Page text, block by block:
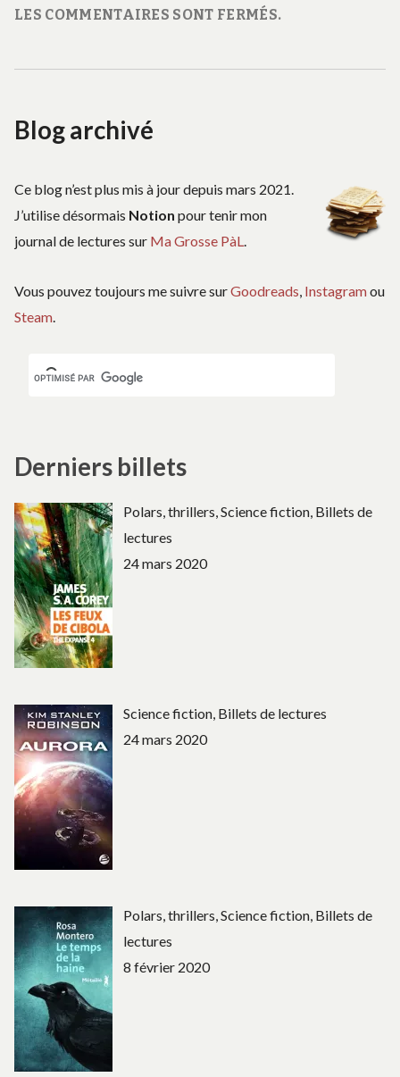
LES COMMENTAIRES SONT FERMÉS.
Blog archivé
Ce blog n’est plus mis à jour depuis mars 2021.
J’utilise désormais Notion pour tenir mon
journal de lectures sur Ma Grosse PàL.
Vous pouvez toujours me suivre surGoodreads, Instagramou
Steam.
Derniers billets
Polars, thrillers, Science fiction, Billets de
lectures
24 mars 2020
Science fiction, Billets de lectures
24 mars 2020
Polars, thrillers, Science fiction, Billets de
lectures
8 février 2020